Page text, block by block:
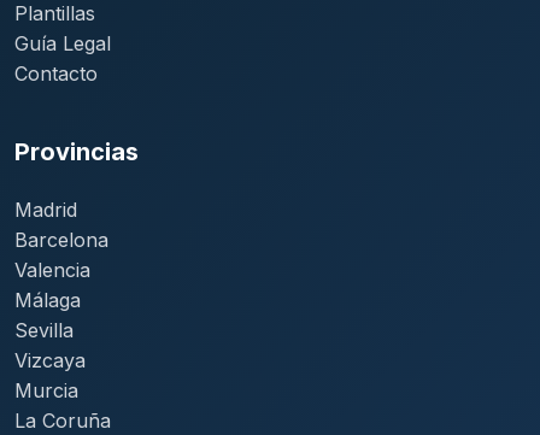
Plantillas
Guía Legal
Contacto
Provincias
Madrid
Barcelona
Valencia
Málaga
Sevilla
Vizcaya
Murcia
La Coruña